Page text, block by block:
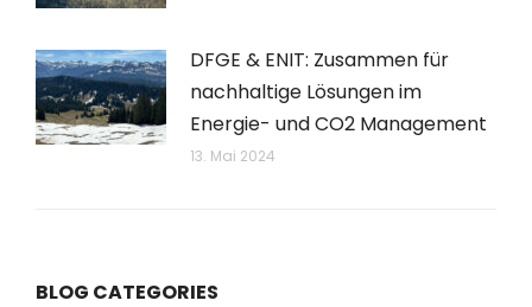
DFGE & ENIT: Zusammen für
nachhaltige Lösungen im
Energie- und CO2 Management
13. Mai 2024
BLOG CATEGORIES